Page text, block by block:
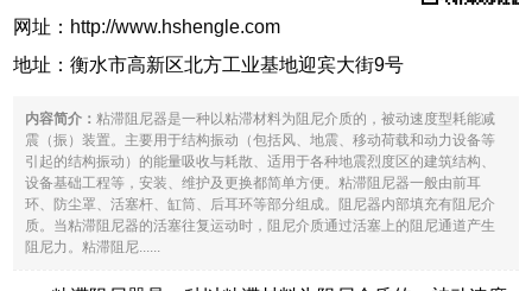
网址： http://www.hshengle.com
地址：衡水市高新区北方工业基地迎宾大街9号
内容简介： 粘滞阻尼器是一种以粘滞材料为阻尼介质的，被动速度型耗能减
震（振）装置。主要用于结构振动（包括风、地震、移动荷载和动力设备等
引起的结构振动）的能量吸收与耗散、适用于各种地震烈度区的建筑结构、
设备基础工程等，安装、维护及更换都简单方便。粘滞阻尼器一般由前耳
环、防尘罩、活塞杆、缸筒、后耳环等部分组成。阻尼器内部填充有阻尼介
质。当粘滞阻尼器的活塞往复运动时，阻尼介质通过活塞上的阻尼通道产生
阻尼力。粘滞阻尼......